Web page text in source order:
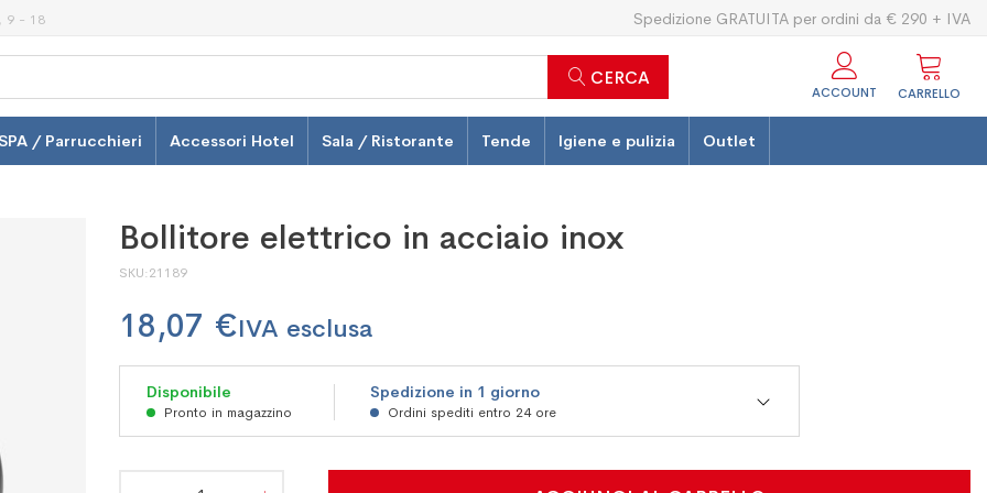
9 - 18 Spedizione GRATUITA per ordini da € 290 + IVA
CERCA
ACCOUNT CARRELLO
/ Parrucchieri Accessori Hotel Sala / Ristorante Tende Igiene e pulizia Outlet
Bollitore elettrico in acciaio inox
SKU 21189
Disponibile
Pronto in magazzino
Spedizione in 1 giorno
Ordini spediti entro 24 ore
18,07 €